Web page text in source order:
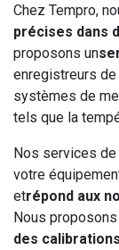
Chez Tempro,
précises dans
proposons un
enregistreurs
systèmes de
tels que la
Nos services de
votre
etrépond aux
Nous
des